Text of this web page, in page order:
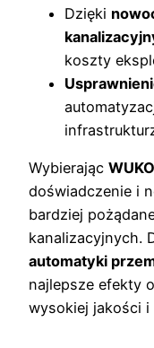
Dzięki
koszty
Wybierając
doświadczenie i
bardziej
kanalizacyjnych.
automatyki
najlepsze efekty
wysokiej jakości